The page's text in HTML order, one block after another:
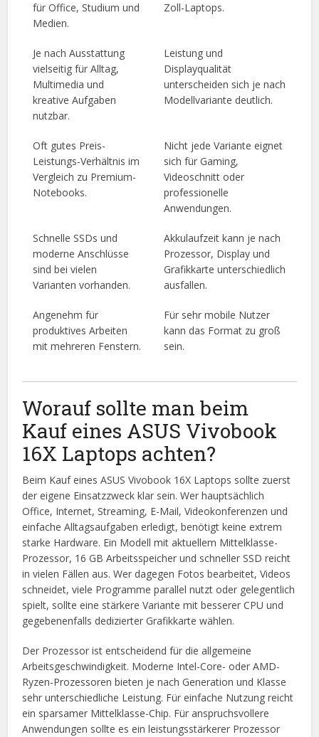
für Office, Studium und
Medien.
Zoll-Laptops.
Je nach Ausstattung
vielseitig für Alltag,
Multimedia und
kreative Aufgaben
nutzbar.
Leistung und
Displayqualität
unterscheiden sich je nach
Modellvariante deutlich.
Oft gutes Preis-
Leistungs-Verhältnis im
Vergleich zu Premium-
Notebooks.
Nicht jede Variante eignet
sich für Gaming,
Videoschnitt oder
professionelle
Anwendungen.
Schnelle SSDs und
moderne Anschlüsse
sind bei vielen
Varianten vorhanden.
Akkulaufzeit kann je nach
Prozessor, Display und
Grafikkarte unterschiedlich
ausfallen.
Angenehm für
produktives Arbeiten
mit mehreren Fenstern.
Für sehr mobile Nutzer
kann das Format zu groß
sein.
Worauf sollte man beim
Kauf eines ASUS Vivobook
16X Laptops achten?
Beim Kauf eines ASUS Vivobook 16X Laptops sollte zuerst
der eigene Einsatzzweck klar sein. Wer hauptsächlich
Office, Internet, Streaming, E-Mail, Videokonferenzen und
einfache Alltagsaufgaben erledigt, benötigt keine extrem
starke Hardware. Ein Modell mit aktuellem Mittelklasse-
Prozessor, 16 GB Arbeitsspeicher und schneller SSD reicht
in vielen Fällen aus. Wer dagegen Fotos bearbeitet, Videos
schneidet, viele Programme parallel nutzt oder gelegentlich
spielt, sollte eine stärkere Variante mit besserer CPU und
gegebenenfalls dedizierter Grafikkarte wählen.
Der Prozessor ist entscheidend für die allgemeine
Arbeitsgeschwindigkeit. Moderne Intel-Core- oder AMD-
Ryzen-Prozessoren bieten je nach Generation und Klasse
sehr unterschiedliche Leistung. Für einfache Nutzung reicht
ein sparsamer Mittelklasse-Chip. Für anspruchsvollere
Anwendungen sollte es ein leistungsstärkerer Prozessor